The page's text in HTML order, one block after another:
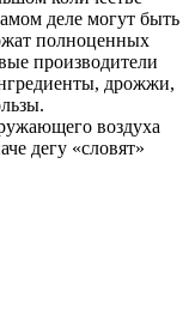
деле могут быть
полноценных
производители
дрожжи,
воздуха
дегу «словят»